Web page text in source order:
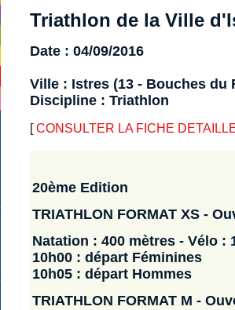
Triathlon de la Ville
Date : 04/09/2016
Ville : Istres (13 - Bouches du
Discipline : Triathlon
[CONSULTER LA FICHE
20ème Edition
TRIATHLON FORMAT XS -
Natation : 400 mètres - Vélo :
10h00 : départ Féminines
10h05 : départ Hommes
TRIATHLON FORMAT M -